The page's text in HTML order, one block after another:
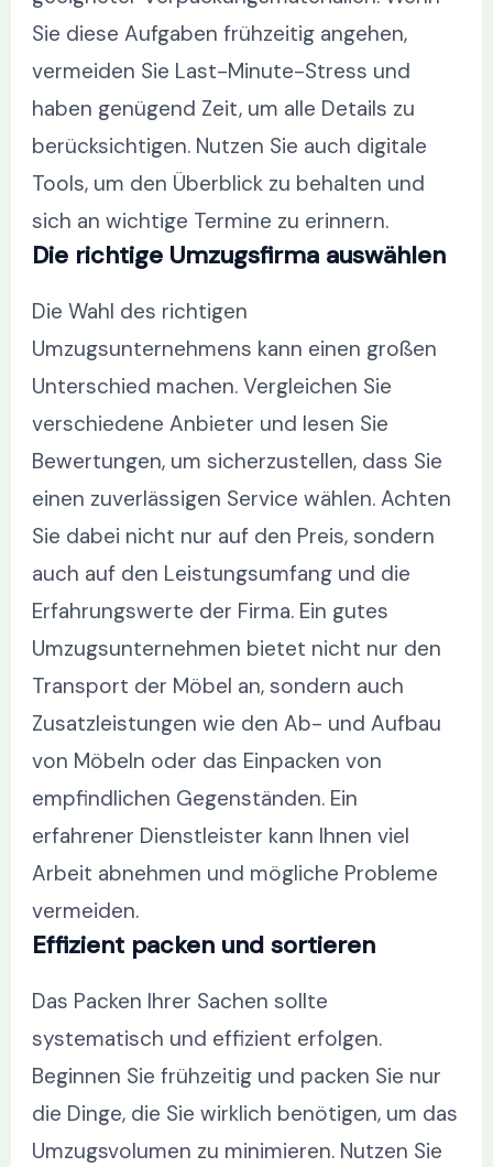
Sie diese Aufgaben frühzeitig angehen,
vermeiden Sie Last-Minute-Stress und
haben genügend Zeit, um alle Details zu
berücksichtigen. Nutzen Sie auch digitale
Tools, um den Überblick zu behalten und
sich an wichtige Termine zu erinnern.
Die richtige Umzugsfirma auswählen
Die Wahl des richtigen
Umzugsunternehmens kann einen großen
Unterschied machen. Vergleichen Sie
verschiedene Anbieter und lesen Sie
Bewertungen, um sicherzustellen, dass Sie
einen zuverlässigen Service wählen. Achten
Sie dabei nicht nur auf den Preis, sondern
auch auf den Leistungsumfang und die
Erfahrungswerte der Firma. Ein gutes
Umzugsunternehmen bietet nicht nur den
Transport der Möbel an, sondern auch
Zusatzleistungen wie den Ab- und Aufbau
von Möbeln oder das Einpacken von
empfindlichen Gegenständen. Ein
erfahrener Dienstleister kann Ihnen viel
Arbeit abnehmen und mögliche Probleme
vermeiden.
Effizient packen und sortieren
Das Packen Ihrer Sachen sollte
systematisch und effizient erfolgen.
Beginnen Sie frühzeitig und packen Sie nur
die Dinge, die Sie wirklich benötigen, um das
Umzugsvolumen zu minimieren. Nutzen Sie